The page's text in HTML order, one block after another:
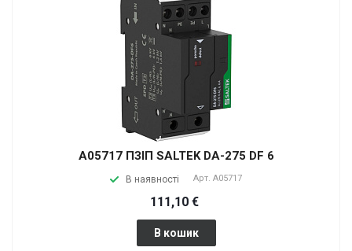
A05717 ПЗІП SALTEK DA-275 DF 6
В наявності Арт. A05717
111,10 €
В кошик